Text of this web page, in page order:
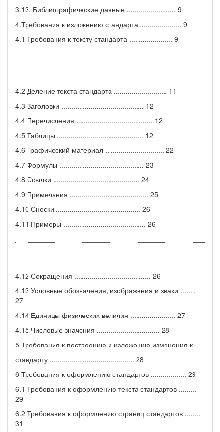
3.13. Библиографические данные ......................... 9
4.Требования к изложению стандарта ..................... 9
4.1 Требования к тексту стандарта ...................... 9
4.2 Деление текста стандарта ........................... 11
4.3 Заголовки .......................................... 12
4.4 Перечисления ....................................... 12
4.5 Таблицы ............................................ 12
4.6 Графический материал .............................. 22
4.7 Формулы ........................................... 23
4.8 Ссылки ............................................ 24
4.9 Примечания ........................................ 25
4.10 Сноски ........................................... 26
4.11 Примеры .......................................... 26
4.12 Сокращения ....................................... 26
4.13 Условные обозначения, изображения и знаки ........
27
4.14 Единицы физических величин ....................... 27
4.15 Числовые значения ................................ 28
5 Требования к построению и изложению изменения к
стандарту ........................................... 28
6 Требования к оформлению стандартов .................. 29
6.1 Требования к оформлению текста стандартов .........
29
6.2 Требования к оформлению страниц стандартов ........
31